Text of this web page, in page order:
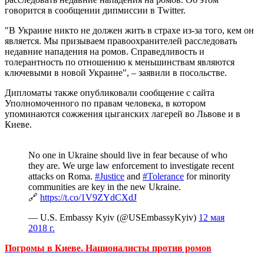
говорится в сообщении дипмиссии в Twitter.
"В Украине никто не должен жить в страхе из-за того, кем он
является. Мы призываем правоохранителей расследовать
недавние нападения на ромов. Справедливость и
толерантность по отношению к меньшинствам являются
ключевыми в новой Украине", – заявили в посольстве.
Дипломаты также опубликовали сообщение с сайта
Уполномоченного по правам человека, в котором
упоминаются сожжения цыганских лагерей во Львове и в
Киеве.
No one in Ukraine should live in fear because of who
they are. We urge law enforcement to investigate recent
attacks on Roma. #Justice and #Tolerance for minority
communities are key in the new Ukraine.
🔗 https://t.co/1V9ZYdCXdJ
— U.S. Embassy Kyiv (@USEmbassyKyiv) 12 мая
2018 г.
Погромы в Киеве. Националисты против ромов